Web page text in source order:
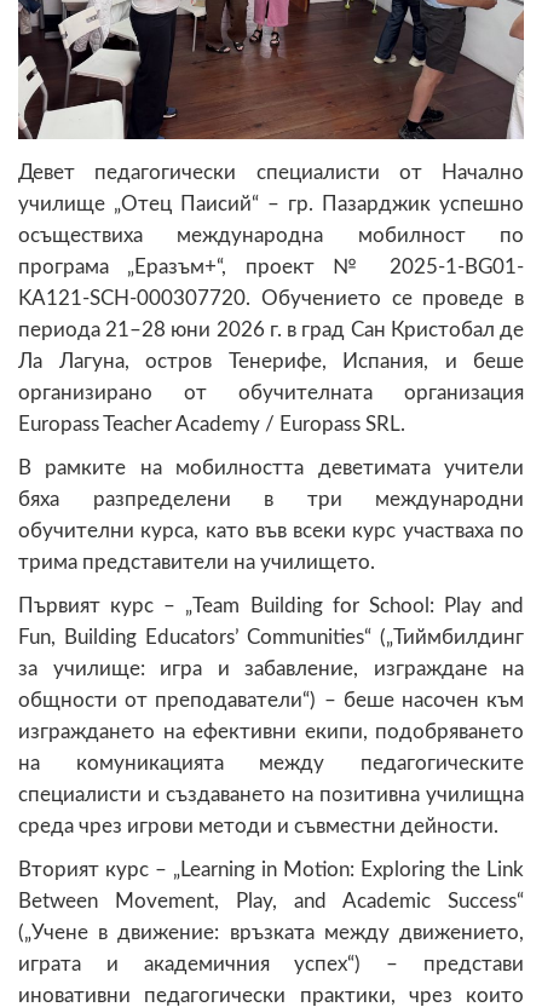
Девет педагогически специалисти от Начално
училище „Отец Паисий“ – гр. Пазарджик успешно
осъществиха международна мобилност по
програма „Еразъм+“, проект № 2025-1-BG01-
KA121-SCH-000307720. Обучението се проведе в
периода 21–28 юни 2026 г. в град Сан Кристобал де
Ла Лагуна, остров Тенерифе, Испания, и беше
организирано от обучителната организация
Europass Teacher Academy / Europass SRL.
В рамките на мобилността деветимата учители
бяха разпределени в три международни
обучителни курса, като във всеки курс участваха по
трима представители на училището.
Първият курс – „Team Building for School: Play and
Fun, Building Educators’ Communities“ („Тиймбилдинг
за училище: игра и забавление, изграждане на
общности от преподаватели“) – беше насочен към
изграждането на ефективни екипи, подобряването
на комуникацията между педагогическите
специалисти и създаването на позитивна училищна
среда чрез игрови методи и съвместни дейности.
Вторият курс – „Learning in Motion: Exploring the Link
Between Movement, Play, and Academic Success“
(„Учене в движение: връзката между движението,
играта и академичния успех“) – представи
иновативни педагогически практики, чрез които